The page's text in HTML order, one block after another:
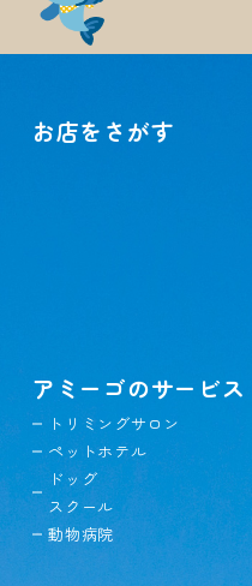
お店をさがす
アミーゴのサービス
トリミングサロン
ペットホテル
ドッグ
スクール
動物病院